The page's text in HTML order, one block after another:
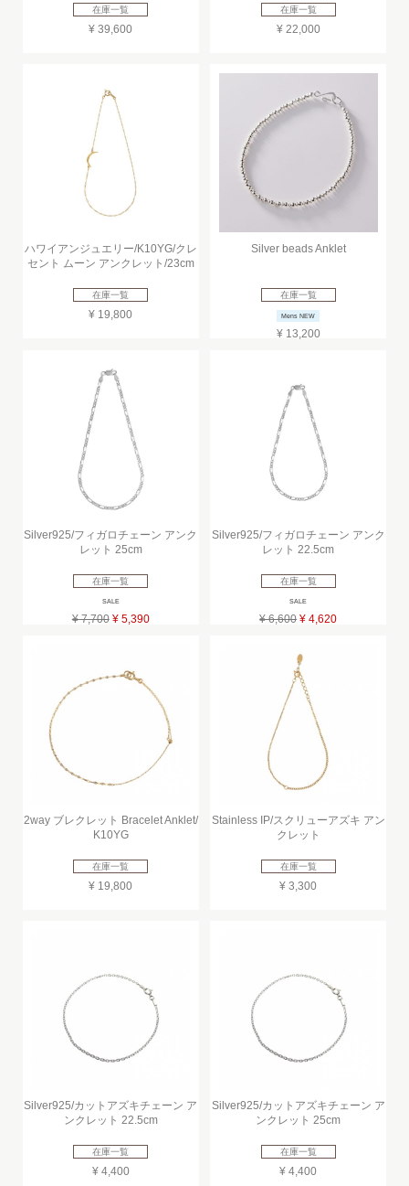
在庫一覧
¥ 39,600
在庫一覧
¥ 22,000
ハワイアンジュエリー/K10YG/クレ
セント ムーン アンクレット/23cm
在庫一覧
¥ 19,800
Silver beads Anklet
在庫一覧
Mens NEW
¥ 13,200
Silver925/フィガロチェーン アンク
レット 25cm
在庫一覧
SALE
¥ 7,700 ¥ 5,390
Silver925/フィガロチェーン アンク
レット 22.5cm
在庫一覧
SALE
¥ 6,600 ¥ 4,620
2way ブレクレット Bracelet Anklet/
K10YG
在庫一覧
¥ 19,800
Stainless IP/スクリューアズキ アン
クレット
在庫一覧
¥ 3,300
Silver925/カットアズキチェーン ア
ンクレット 22.5cm
在庫一覧
¥ 4,400
Silver925/カットアズキチェーン ア
ンクレット 25cm
在庫一覧
¥ 4,400